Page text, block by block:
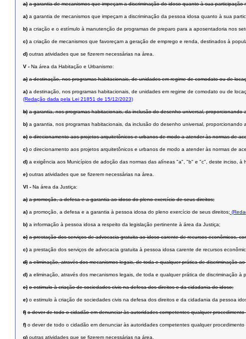
a) a garantia de mecanismos que impeçam a discriminação do idoso quanto à sua
a) a garantia de mecanismos que impeçam a discriminação da pessoa idosa quanto à sua
b) a criação e o estímulo à manutenção de programas de preparo para a aposentadoria nos
c) a criação de mecanismos que favoreçam a geração de emprego e renda, destinados à
d) outras atividades que se fizerem necessárias na área.
V - Na área da Habitação e Urbanismo:
a) a destinação, nos programas habitacionais, de unidades em regime de comodato ou de
a) a destinação, nos programas habitacionais, de unidades em regime de comodato ou de
(Redação dada pela Lei 21851 de 15/12/2023)
b) a garantia, nos programas habitacionais, da inclusão do desenho universal,
b) a garantia, nos programas habitacionais, da inclusão do desenho universal,
c) o direcionamento aos projetos arquitetônicos e urbanos de modo a atender às normas de
c) o direcionamento aos projetos arquitetônicos e urbanos de modo a atender às normas de
d) a exigência aos Municípios de adoção das normas das alíneas "a", "b" e "c", deste inciso, à
e) outras atividades que se fizerem necessárias na área.
VI - Na área da Justiça:
a) a promoção, a defesa e a garantia ao idoso do pleno exercício de seus direitos;
a) a promoção, a defesa e a garantia à pessoa idosa do pleno exercício de seus direitos;
b) a informação à pessoa idosa a respeito da legislação pertinente à área da Justiça;
c) a prestação dos serviços de advocacia gratuita ao idoso carente de recursos econômicos,
c) a prestação dos serviços de advocacia gratuita à pessoa idosa carente de recursos
d) a eliminação, através dos mecanismos legais, de toda e qualquer prática de discriminação
d) a eliminação, através dos mecanismos legais, de toda e qualquer prática de discriminação à
e) o estimulo à criação de sociedades civis na defesa dos direitos e da cidadania do idoso;
e) o estimulo à criação de sociedades civis na defesa dos direitos e da cidadania da pessoa
f) o dever de todo o cidadão em denunciar às autoridades competentes qualquer
f) o dever de todo o cidadão em denunciar às autoridades competentes qualquer
g) outras atividades que se fizerem necessárias na área.